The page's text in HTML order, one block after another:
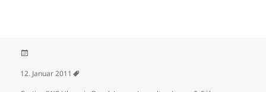
12. Januar 2011